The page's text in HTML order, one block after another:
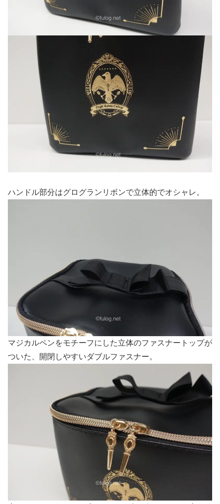
ハンドル部分はグログランリボンで立体的でオシャレ。
マジカルペンをモチーフにした立体のファスナートップが
ついた、開閉しやすいダブルファスナー。